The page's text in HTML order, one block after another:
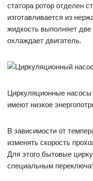
статора ротор отделен
изготавливается из
жидкость выполняет
охлаждает двигатель.
Циркуляционные
имеют низкое
В зависимости от
изменять скорость
Для этого бытовые
специальным